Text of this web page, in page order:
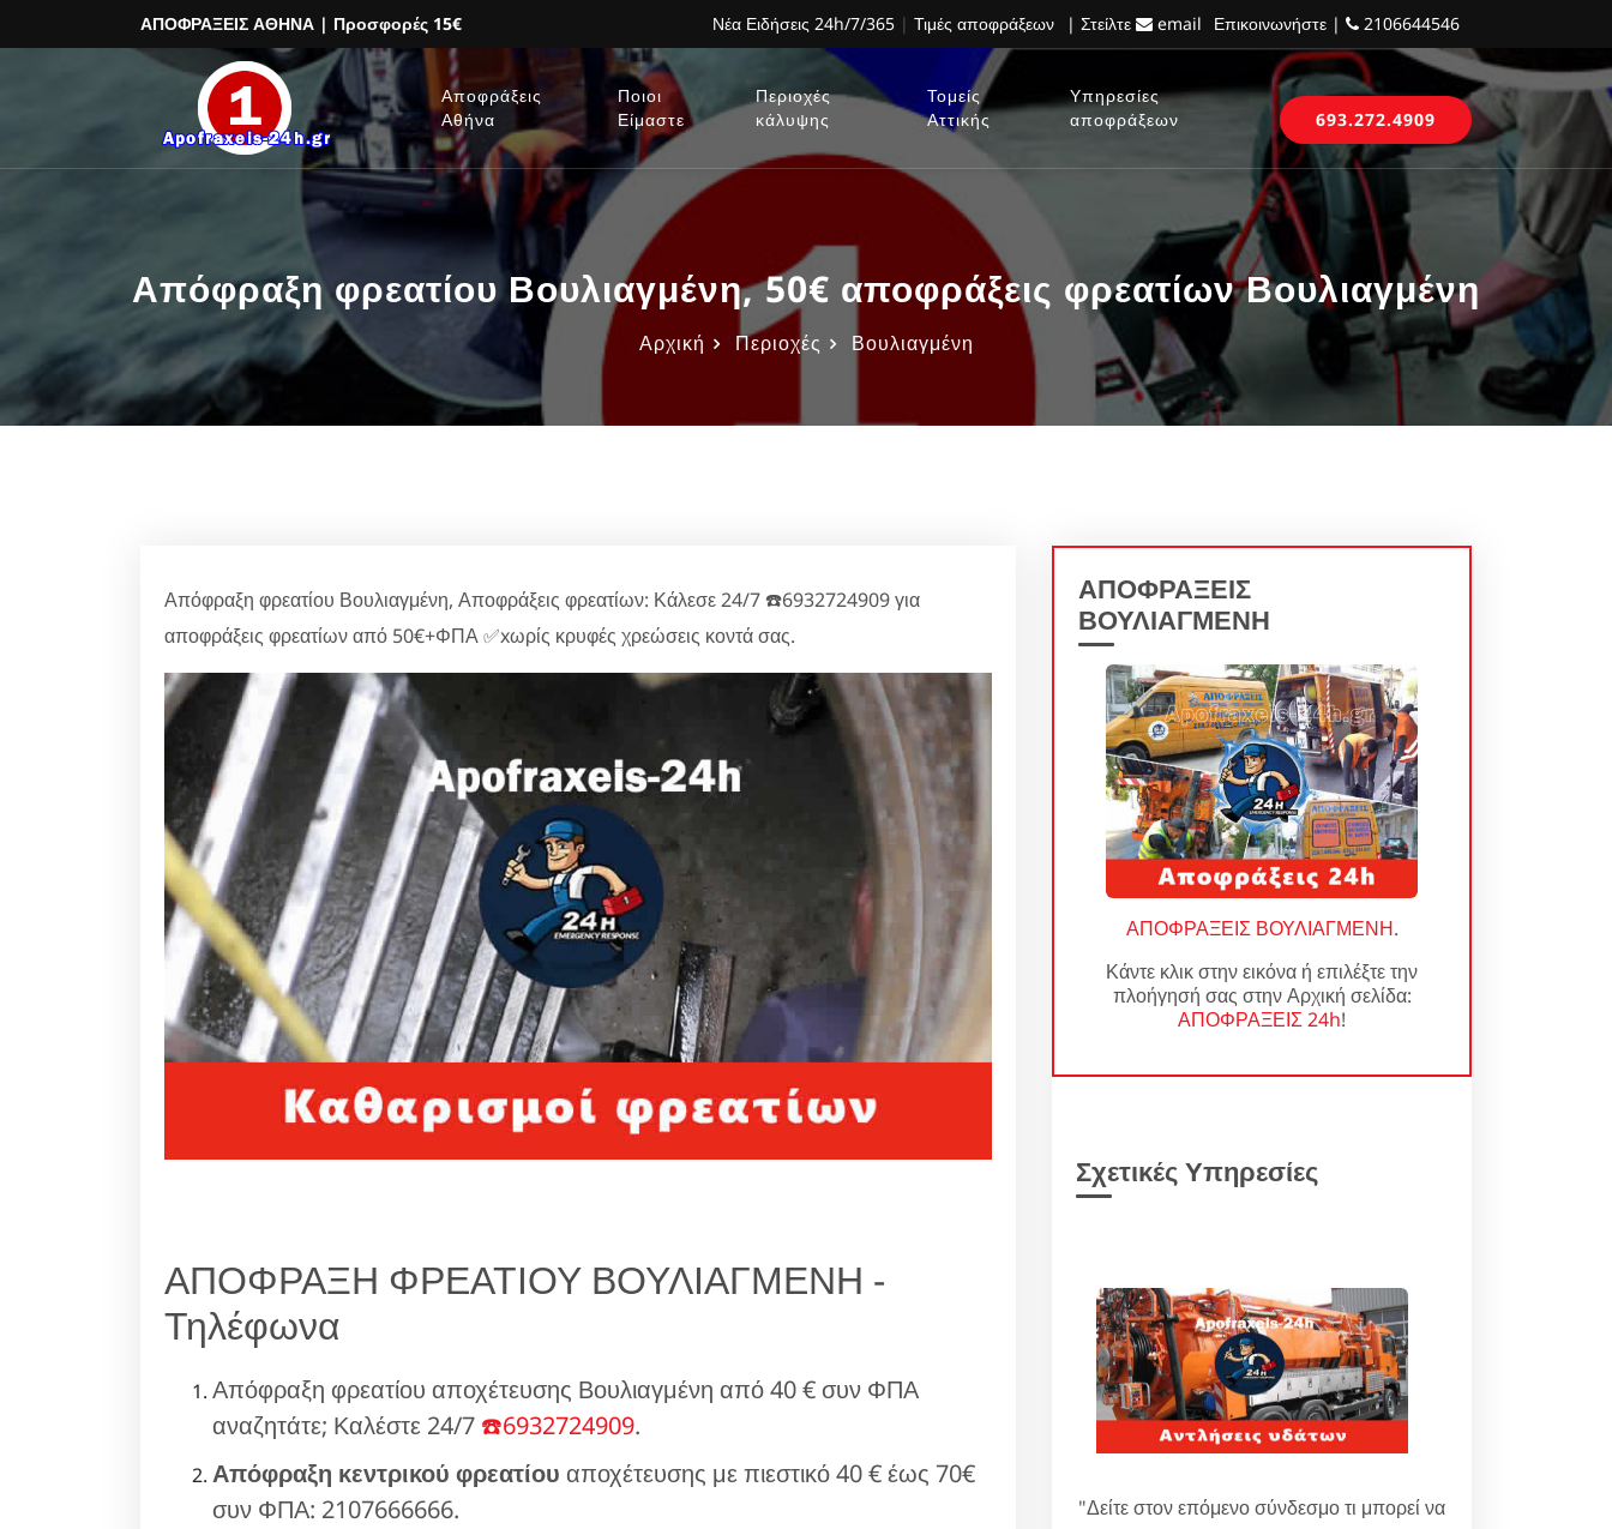
ΑΠΟΦΡΑΞΕΙΣ ΑΘΗΝΑ | Προσφορές 15€ Νέα Ειδήσεις 24h/7/365 | Τιμές αποφράξεων | Στείλτε email Επικοινωνήστε | 2106644546
Αποφράξεις
Αθήνα
Ποιοι
Είμαστε
Περιοχές
κάλυψης
Τομείς
Αττικής
Υπηρεσίες
αποφράξεων
693.272.4909
Απόφραξη φρεατίου Βουλιαγμένη, 50€ αποφράξεις φρεατίων Βουλιαγμένη
Αρχική Περιοχές Βουλιαγμένη
Απόφραξη φρεατίου Βουλιαγμένη, Αποφράξεις φρεατίων: Κάλεσε 24/7 ☎️6932724909 για
αποφράξεις φρεατίων από 50€+ΦΠΑ ✅xωρίς κρυφές χρεώσεις κοντά σας.
ΑΠΟΦΡΑΞΗ ΦΡΕΑΤΙΟΥ ΒΟΥΛΙΑΓΜΕΝΗ -
Τηλέφωνα
Απόφραξη φρεατίου αποχέτευσης Βουλιαγμένη από 40 € συν ΦΠΑ
αναζητάτε; Καλέστε 24/7 ☎️6932724909.
Απόφραξη κεντρικού φρεατίου αποχέτευσης με πιεστικό 40 € έως 70€
συν ΦΠΑ: 2107666666.
ΑΠΟΦΡΑΞΕΙΣ
ΒΟΥΛΙΑΓΜΕΝΗ
ΑΠΟΦΡΑΞΕΙΣ ΒΟΥΛΙΑΓΜΕΝΗ.
Κάντε κλικ στην εικόνα ή επιλέξτε την
πλοήγησή σας στην Αρχική σελίδα:
ΑΠΟΦΡΑΞΕΙΣ 24h!
Σχετικές Υπηρεσίες
"Δείτε στον επόμενο σύνδεσμο τι μπορεί να